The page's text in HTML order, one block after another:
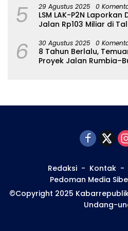
5 29 Agustus 2025 0
LSM LAK-P2N
Jalan Rp103 Miliar di
6 30 Agustus 2025 0
8 Tahun Berlalu,
Proyek Jalan
Redaksi Kontak
Pedoman Media
©Copyright 2025
Undang-